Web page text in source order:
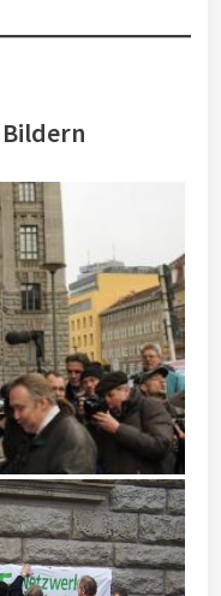
Bildern